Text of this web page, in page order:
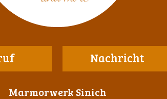
Nachricht
Marmorwerk Sinich